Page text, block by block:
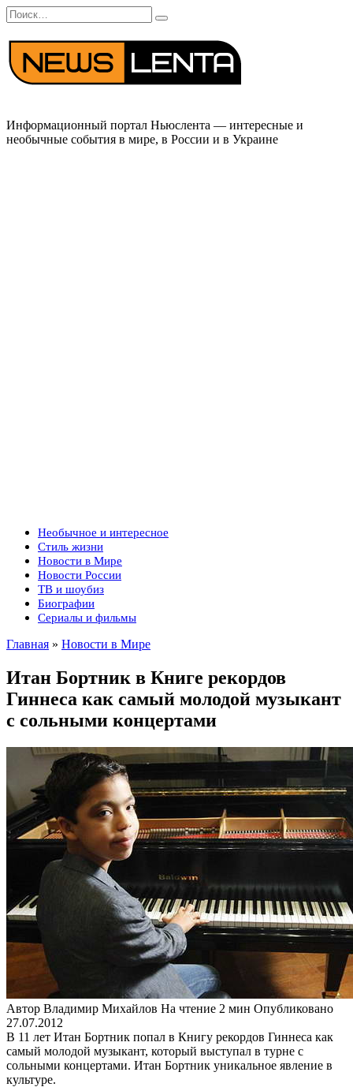
Перейти
к
содержанию
Search
for:
Информационный портал Ньюслента — интересные и
необычные события в мире, в России и в Украине
Необычное и интересное
Стиль жизни
Новости в Мире
Новости России
ТВ и шоубиз
Биографии
Сериалы и фильмы
Главная » Новости в Мире
Итан Бортник в Книге рекордов
Гиннеса как самый молодой музыкант
с сольными концертами
Автор Владимир Михайлов На чтение 2 мин Опубликовано
27.07.2012
В 11 лет Итан Бортник попал в Книгу рекордов Гиннеса как
самый молодой музыкант, который выступал в турне с
сольными концертами. Итан Бортник уникальное явление в
культуре.